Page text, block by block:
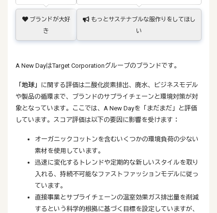
ブランドが大好
き
もっとサステナブルな服作りをしてほし
い
A New DayはTarget Corporationグループのブランドです。
「地球」
に関する評価は二酸化炭素排出、廃水、ビジネスモデル
や製品の循環まで、ブランドのサプライチェーンと環境対策が対
象となっています。ここでは、A New Dayを「まだまだ」と評価
しています。スコア評価は以下の要因に影響を受けます：
オーガニックコットンを含むいくつかの環境負荷の少ない
素材を使用しています。
迅速に変化するトレンドや定期的な新しいスタイルを取り
入れる、持続不可能なファストファッションモデルに従っ
ています。
直接事業とサプライチェーンの温室効果ガス排出量を削減
するという科学的根拠に基づく目標を設定していますが、